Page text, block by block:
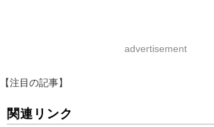
advertisement
【注目の記事】
関連リンク